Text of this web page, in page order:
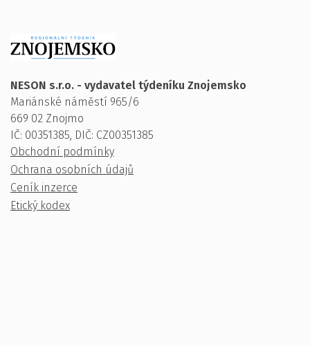
NESON s.r.o. - vydavatel týdeníku Znojemsko
Mariánské náměstí 965/6
669 02 Znojmo
IČ: 00351385, DIČ: CZ00351385
Obchodní podmínky
Ochrana osobních údajů
Ceník inzerce
Etický kodex